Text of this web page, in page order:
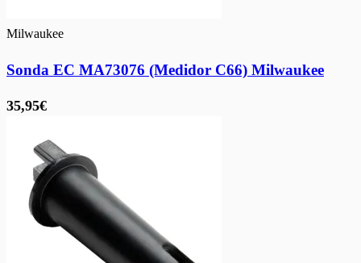
Milwaukee
Sonda EC MA73076 (Medidor C66) Milwaukee
35,95€